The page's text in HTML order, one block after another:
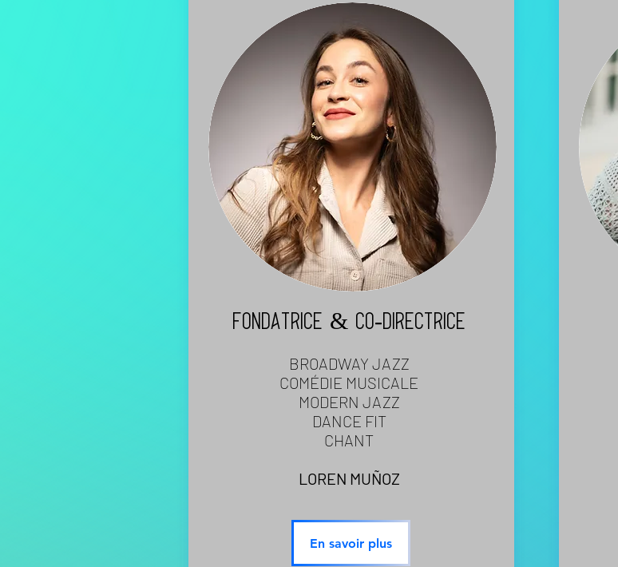
FONDATRICE & CO-DIRECTRICE
BROADWAY JAZZ
COMÉDIE MUSICALE
MODERN JAZZ
DANCE FIT
CHANT
LOREN MUÑOZ
En savoir plus